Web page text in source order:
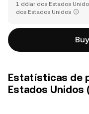
1 dólar dos Estados
dos Estados Unidos
Estatísticas de
Estados Unidos